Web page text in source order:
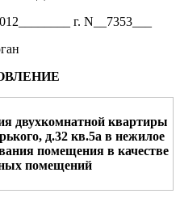
г. N__7353___
двухкомнатной квартиры
, д.32кв.5а в нежилое
помещения в качестве
ыхпомещений